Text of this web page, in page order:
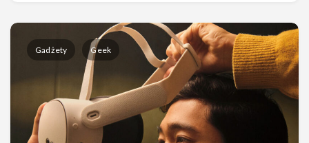
Gadżety Geek